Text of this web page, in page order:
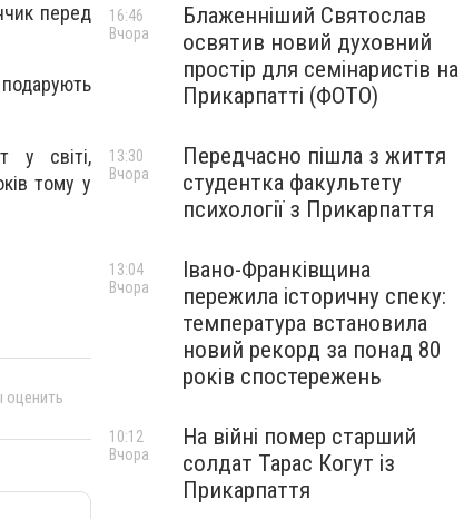
перед
у світі,
тому у
оценить
Блаженніший Святослав
освятив новий духовний
простір для семінаристів на
Прикарпатті (ФОТО)
16:46
Вчора
Передчасно пішла з життя
студентка факультету
психології з Прикарпаття
13:30
Вчора
Івано-Франківщина
пережила історичну спеку:
температура встановила
новий рекорд за понад 80
років спостережень
13:04
Вчора
На війні помер старший
солдат Тарас Когут із
Прикарпаття
10:12
Вчора